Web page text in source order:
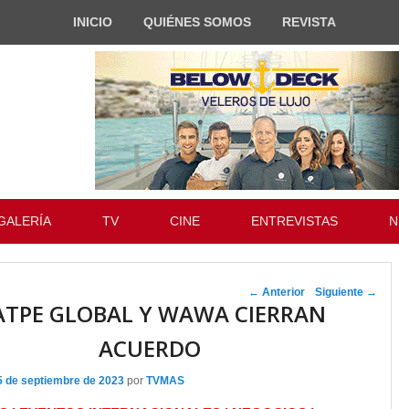
INICIO QUIÉNES SOMOS REVISTA
TV CINE ENTREVISTAS
Navegador de
← Anterior Siguiente →
GLOBAL Y WAWA CIERRAN
ACUERDO
de septiembre de 2023 por TVMAS